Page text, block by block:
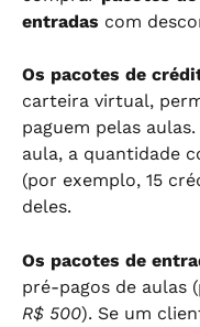
entradas com
Os pacotes de
carteira virtual,
paguem pelas
aula, a quantidade
(por exemplo, 15
deles.
Os pacotes de
pré-pagos de aulas
R$ 500). Se um